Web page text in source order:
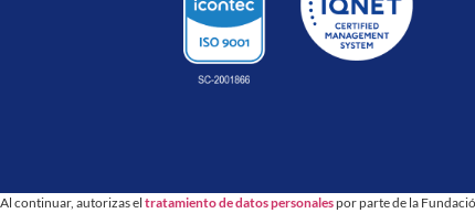
Al continuar, autorizas el tratamiento de datos personalespor parte de la